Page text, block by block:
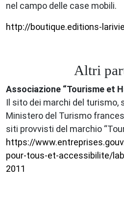
nel campo delle case mobili.
http://boutique.editions-
Altri
Associazione “Tourisme et
Il sito dei marchi del turismo,
Ministero del Turismo
siti provvisti del marchio
https://
pour-tous-et-accessibilite/
2011